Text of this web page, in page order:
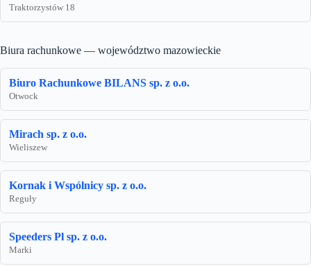
Traktorzystów 18
Biura rachunkowe — województwo mazowieckie
Biuro Rachunkowe BILANS sp. z o.o.
Otwock
Mirach sp. z o.o.
Wieliszew
Kornak i Wspólnicy sp. z o.o.
Reguły
Speeders Pl sp. z o.o.
Marki